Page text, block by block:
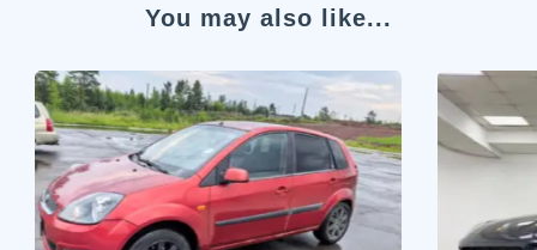
You may also like...